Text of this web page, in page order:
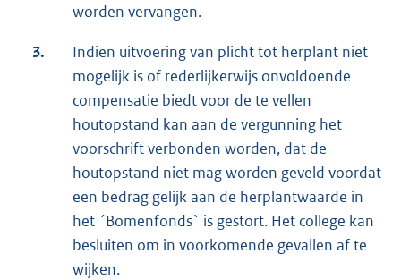
worden vervangen.
3.
Indien uitvoering van plicht tot herplant niet
mogelijk is of rederlijkerwijs onvoldoende
compensatie biedt voor de te vellen
houtopstand kan aan de vergunning het
voorschrift verbonden worden, dat de
houtopstand niet mag worden geveld voordat
een bedrag gelijk aan de herplantwaarde in
het ´Bomenfonds` is gestort. Het college kan
besluiten om in voorkomende gevallen af te
wijken.